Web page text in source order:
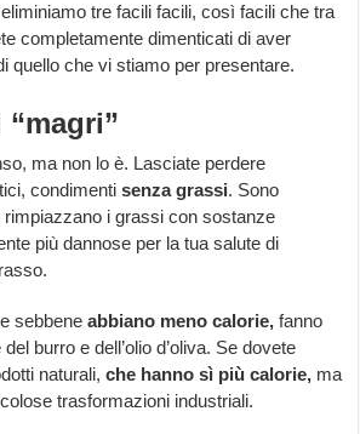
tre facili facili, così facili che tra
completamente dimenticati di aver
quello che vi stiamo per presentare.
ma non lo è. Lasciate perdere
condimentisenza grassi. Sono
rimpiazzano i grassi con sostanze
più dannose per la tua salute di
sebbeneabbiano meno calorie,fanno
burro e dell’olio d’oliva. Se dovete
naturali,che hanno sì più calorie, ma
trasformazioni industriali.